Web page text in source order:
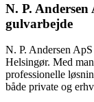
N. P.
gulvarbejde
N. P. Andersen
Helsingør. Med
professionelle
både private og